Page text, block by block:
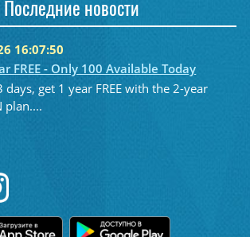
Последние новости
16:07:50
FREE - Only 100 Available Today
days, get 1 year FREE with the 2-year
plan....